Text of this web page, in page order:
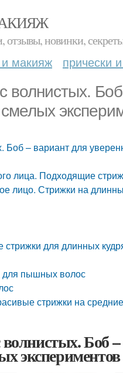
новинки,
и макияж прически
волнистых.
Боб – вариант для
лица. Подходящие
лицо. Стрижки на
для длинных
для пышных волос
стрижки на
Боб
экспериментов